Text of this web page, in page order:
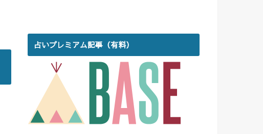
占いプレミアム記事（有料）